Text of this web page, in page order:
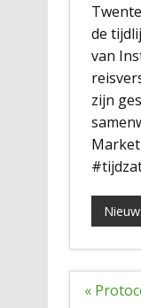
de
van
zijn
Bericht
«